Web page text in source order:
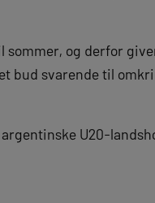
sommer, og derfor
bud svarende til
U20-